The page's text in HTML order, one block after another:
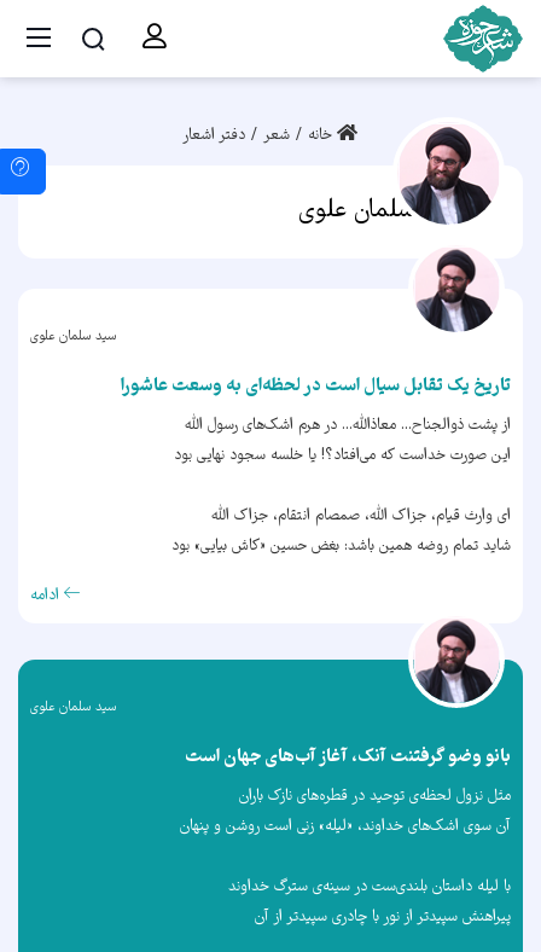
خانه شعر دفتر اشعار
سید سلمان علوی
سید سلمان علوی
تاریخ یک تقابل سیال است در لحظه‌ای به وسعت عاشورا
از پشت ذوالجناح... معاذالله... در هرم اشک‌های رسول الله
این صورت خداست که می‌افتاد؟! یا خلسه سجود نهایی بود
ای وارث قیام، جزاک الله، صمصام انتقام، جزاک الله
شاید تمام روضه همین باشد: بغض حسین «کاش بیایی» بود
ادامه
سید سلمان علوی
بانو وضو گرفتنت آنک، آغاز آب‌های جهان است
مثل نزول لحظه‌ی توحید در قطره‌های نازک باران
آن سوی اشک‌های خداوند، «لیله» زنی است روشن و پنهان
با لیله داستان بلندی‌ست در سینه‌ی سترگ خداوند
پیراهنش سپیدتر از نور با چادری سپیدتر از آن